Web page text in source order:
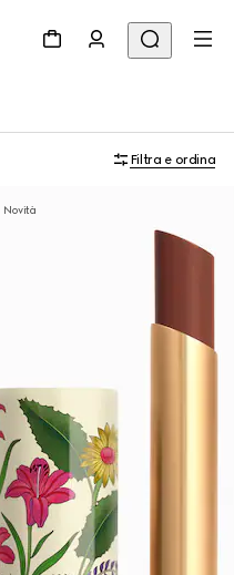
Filtra e ordina
Novità